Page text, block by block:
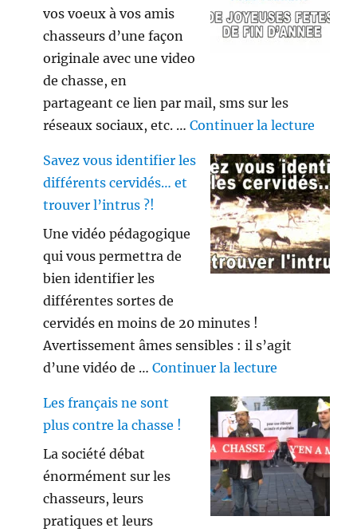
vos voeux à vos amis
chasseurs d’une façon
originale avec une video
de chasse, en
partageant ce lien par mail, sms sur les
réseaux sociaux, etc. …Continuer la lecture
Savez vous identifier les
différents cervidés… et
trouver l’intrus ?!
Une vidéo pédagogique
qui vous permettra de
bien identifier les
différentes sortes de
cervidés en moins de 20 minutes !
Avertissement âmes sensibles : il s’agit
d’une vidéo de …Continuer la lecture
Les français ne sont
plus contre la chasse !
La société débat
énormément sur les
chasseurs, leurs
pratiques et leurs